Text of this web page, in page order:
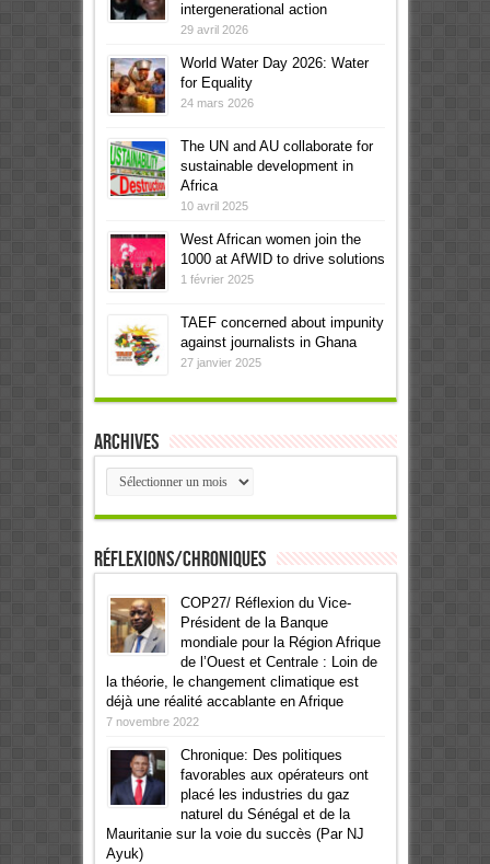
intergenerational action
29 avril 2026
World Water Day 2026: Water
for Equality
24 mars 2026
The UN and AU collaborate for
sustainable development in
Africa
10 avril 2025
West African women join the
1000 at AfWID to drive solutions
1 février 2025
TAEF concerned about impunity
against journalists in Ghana
27 janvier 2025
Archives
Archives
Réflexions/Chroniques
COP27/ Réflexion du Vice-
Président de la Banque
mondiale pour la Région Afrique
de l’Ouest et Centrale : Loin de
la théorie, le changement climatique est
déjà une réalité accablante en Afrique
7 novembre 2022
Chronique: Des politiques
favorables aux opérateurs ont
placé les industries du gaz
naturel du Sénégal et de la
Mauritanie sur la voie du succès (Par NJ
Ayuk)